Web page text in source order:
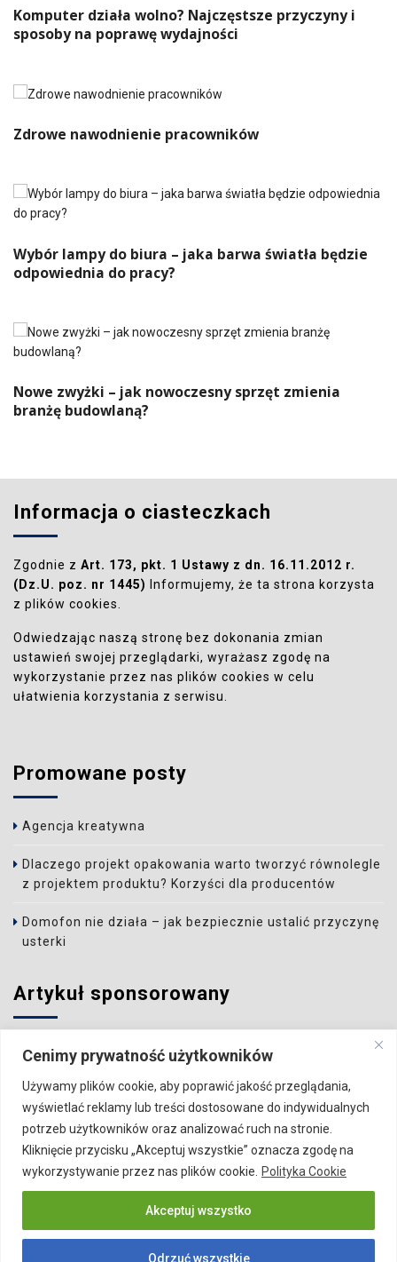
Cenimy prywatność użytkowników
Używamy plików cookie, aby poprawić jakość przeglądania,
wyświetlać reklamy lub treści dostosowane do indywidualnych
potrzeb użytkowników oraz analizować ruch na stronie.
Kliknięcie przycisku „Akceptuj wszystkie” oznacza zgodę na
wykorzystywanie przez nas plików cookie. Polityka Cookie
Odrzuć wszystkie
Akceptuj wszystko
Komputer działa wolno? Najczęstsze przyczyny i
sposoby na poprawę wydajności
Zdrowe nawodnienie pracowników
Wybór lampy do biura – jaka barwa światła będzie
odpowiednia do pracy?
Nowe zwyżki – jak nowoczesny sprzęt zmienia
branżę budowlaną?
Informacja o ciasteczkach
Zgodnie z Art. 173, pkt. 1 Ustawy z dn. 16.11.2012 r.
(Dz.U. poz. nr 1445)
Informujemy, że ta strona korzysta
z plików cookies.
Odwiedzając naszą stronę bez dokonania zmian
ustawień swojej przeglądarki, wyrażasz zgodę na
wykorzystanie przez nas plików cookies w celu
ułatwienia korzystania z serwisu.
Promowane posty
Agencja kreatywna
Dlaczego projekt opakowania warto tworzyć równolegle
z projektem produktu? Korzyści dla producentów
Domofon nie działa – jak bezpiecznie ustalić przyczynę
usterki
Artykuł sponsorowany
Wzbudź zainteresowanie Czytelnika i zamieść artykuł w
naszym serwisie.
Szczegóły: Publikacja artykułu